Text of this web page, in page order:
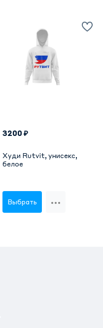
3200 ₽
Худи Rutvit, унисекс,
белое
Выбрать